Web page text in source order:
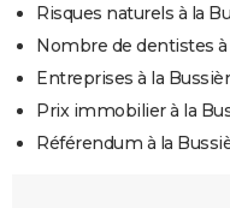
Risques naturels à la
Nombre de dentistes
Entreprises à la
Prix immobilier à la
Référendum à la